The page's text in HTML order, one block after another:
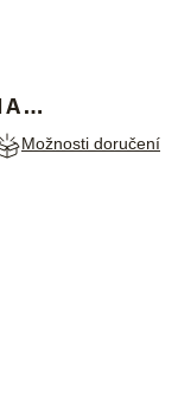
Možnosti doručení